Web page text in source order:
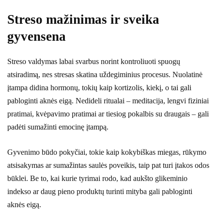
Streso mažinimas ir sveika
gyvensena
Streso valdymas labai svarbus norint kontroliuoti spuogų
atsiradimą, nes stresas skatina uždegiminius procesus. Nuolatinė
įtampa didina hormonų, tokių kaip kortizolis, kiekį, o tai gali
pabloginti aknės eigą. Nedideli ritualai – meditacija, lengvi fiziniai
pratimai, kvėpavimo pratimai ar tiesiog pokalbis su draugais – gali
padėti sumažinti emocinę įtampą.
Gyvenimo būdo pokyčiai, tokie kaip kokybiškas miegas, rūkymo
atsisakymas ar sumažintas saulės poveikis, taip pat turi įtakos odos
būklei. Be to, kai kurie tyrimai rodo, kad aukšto glikeminio
indekso ar daug pieno produktų turinti mityba gali pabloginti
aknės eigą.